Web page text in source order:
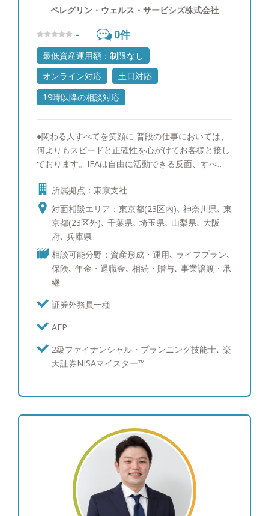
ペレグリン・ウェルス・サービシズ株式会社
- 0件
最低資産運用額：制限なし
オンライン対応
土日対応
19時以降の相談対応
●関わる人すべてを笑顔に 普段の仕事においては、
何よりもスピードと正確性を心がけてお客様と接し
ております。IFAは自由に活動できる反面、すべて
会社や個人で活動されている優秀なライバルが多い
業界であるため、迅速かつ真心の対応で自分自身を
差別化していく必要があると考えております。スピ
ードに加えて高い正確性を持つ情報を提供すること
ができれば、お客様への印象は良いものに変わると
確信していますので、自分の考えをスピード感持っ
てお客様に正確に伝え、実行していくことを大切に
しています。また、情報において得意な特定の分野
に偏るのは避けたいと考えており、様々な知識を身
るよう日々心掛けております。具体的には、資産運
用のコンサルティングを始め、保険、Ｍ＆Ａ、不動
産、人材紹介、IPO、節税対策など、お客様の人生
や事業を営む中で直面するお悩みを、弊社のフルラ
負しております。 ●お客様の人生を最高なものに
担当させていただくお客様にはこの思いを持って普
段から接しています。弊社は大手金融機関の知名度
には届かない分、担当させていただいているお客様
には「数ある担当者の中からご縁があって自分を選
んでいただけたのだ」という思いを強く持っていま
す。そのため、資産運用に携わるプロフェッショナ
ルとしてお客様への感謝と喜んでいただきたいとい
う気持ちをより強く持っており、その思いを形にす
所属拠点：東京支社
対面相談エリア：東京都(23区内)､ 神奈川県､ 東
京都(23区外)､ 千葉県､ 埼玉県､ 山梨県､ 大阪
府､ 兵庫県
相談可能分野：資産形成・運用､ ライフプラン､
保険､ 年金・退職金､ 相続・贈与､ 事業譲渡・承
継
証券外務員一種
AFP
2級ファイナンシャル・プランニング技能士､ 楽
天証券NISAマイスター™